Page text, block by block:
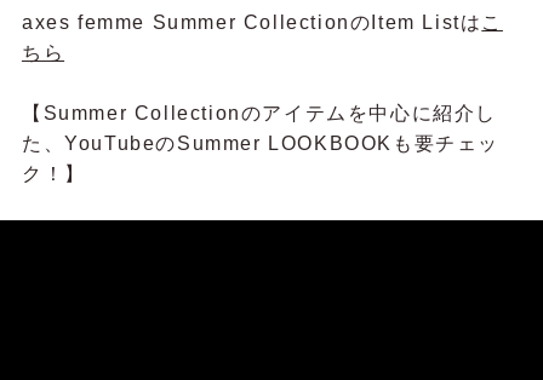
axes femme Summer CollectionのItem Listは こ
ちら
【Summer Collectionのアイテムを中心に紹介し
た、YouTubeのSummer LOOKBOOKも要チェッ
ク！】